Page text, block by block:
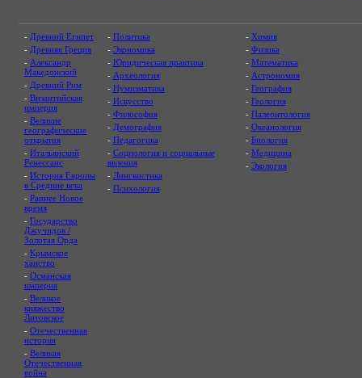
- Древний Египет
- Древняя Греция
- Александр
Македонский
- Древний Рим
- Византийская
империя
- Великие
географические
открытия
- Итальянский
Ренессанс
- История Европы
в Средние века
- Раннее Новое
время
- Государство
Джучидов /
Золотая Орда
- Крымское
ханство
- Османская
империя
- Великое
княжество
Литовское
- Отечественная
история
- Великая
Отечественная
война
- Политика
- Экономика
- Юридическая практика
- Археология
- Нумизматика
- Искусство
- Философия
- Демография
- Педагогика
- Социология и социальные
явления
- Лингвистика
- Психология
- Химия
- Физика
- Математика
- Астрономия
- География
- Геология
- Палеонтология
- Океанология
- Биология
- Медицина
- Экология